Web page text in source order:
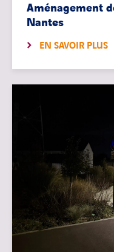
Aménagement
Nantes
EN SAVOIR PLUS